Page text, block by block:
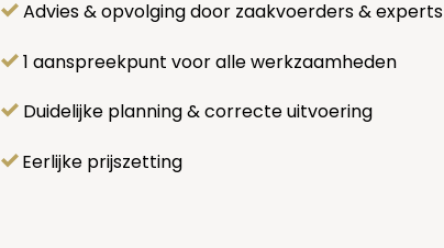
Advies & opvolging door zaakvoerders & experts
1 aanspreekpunt voor alle werkzaamheden
Duidelijke planning & correcte uitvoering
Eerlijke prijszetting